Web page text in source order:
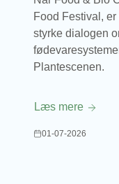
Food Festival,
styrke dialogen
Plantescenen.
Læs mere
01-07-2026